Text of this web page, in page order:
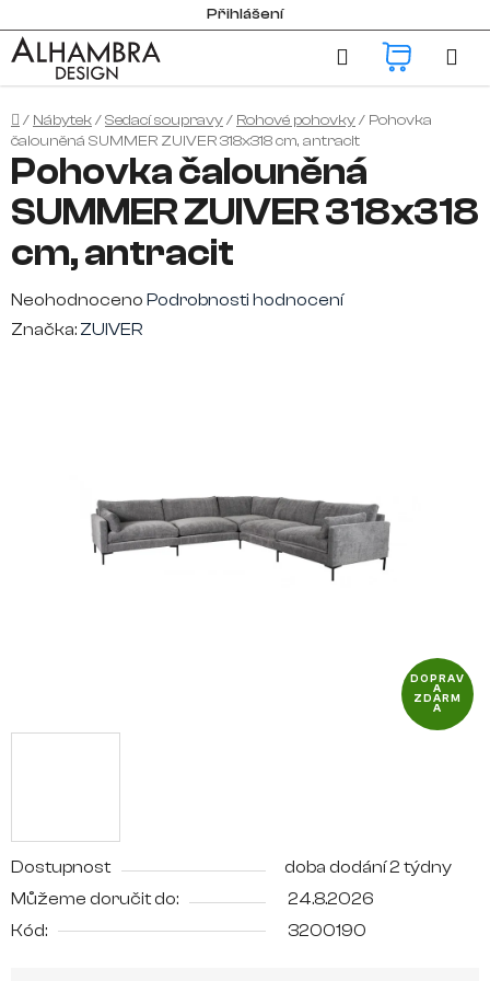
na
obsah
Přihlášení
Hledat
Domů
/ Nábytek/Sedací soupravy/ Rohové pohovky/ Pohovka
čalouněná SUMMER ZUIVER 318x318 cm, antracit
Dostupnost
doba dodání 2 týdny
Můžeme doručit do:
24.8.2026
Kód:
3200190
Pohovka čalouněná
SUMMER ZUIVER 318x318
cm, antracit
Průměrné
hodnocení
hvězdiček.
Neohodnoceno Podrobnosti hodnocení
Značka: ZUIVER
DOPRAV
A
ZDARM
A